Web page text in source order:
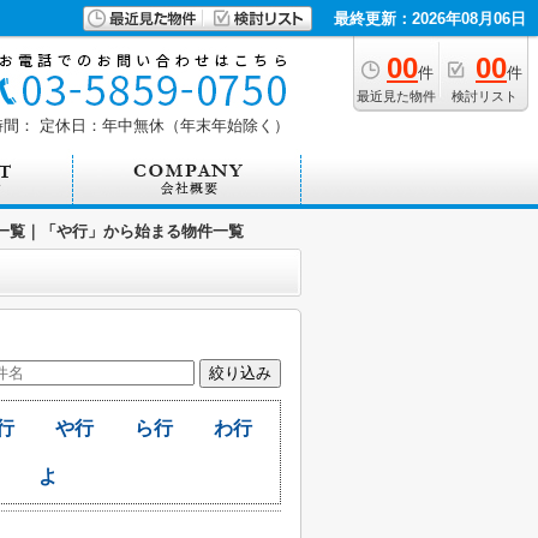
最終更新：2026年08月06日
00件
最近見た物件
00件
検討リスト
： 定休日：年中無休（年末年始除く）
覧｜「や行」から始まる物件一覧
や行 ら行 わ行
よ